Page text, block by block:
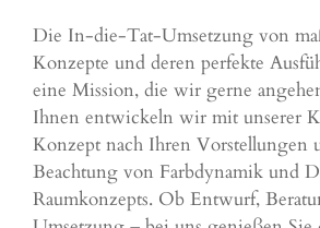
Die In-die-Tat-Umsetzung von
Konzepte und deren perfekte
eine Mission, die wir gerne
Ihnen entwickeln wir mit unserer
Konzept nach Ihren Vorstellungen
Beachtung von Farbdynamik und
Raumkonzepts. Ob Entwurf,